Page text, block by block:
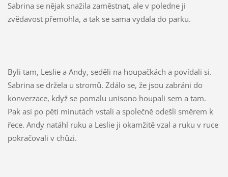
Sabrina se nějak snažila zaměstnat, ale v poledne ji
zvědavost přemohla, a tak se sama vydala do parku.
Byli tam, Leslie a Andy, seděli na houpačkách a povídali si.
Sabrina se držela u stromů. Zdálo se, že jsou zabráni do
konverzace, když se pomalu unisono houpali sem a tam.
Pak asi po pěti minutách vstali a společně odešli směrem k
řece. Andy natáhl ruku a Leslie ji okamžitě vzal a ruku v ruce
pokračovali v chůzi.